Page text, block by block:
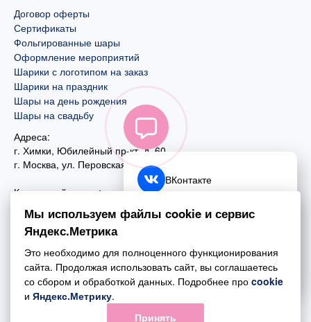
Договор оферты
Сертификаты
Фольгированные шары
Оформление мероприятий
Шарики с логотипом на заказ
Шарики на праздник
Шары на день рождения
Шары на свадьбу
Адреса:
г. Химки, Юбилейный пр-кт, д. 60
г. Москва, ул. Перовская, д. 59
Контактный номер:
+7 (495) 970-44-75
Почта:
mail@esta-fiesta.ru
Режим работы интернет-магазина:
ПН-ВС с 09:00 до 21:00
ВКонтакте
Telegram
Обратный звонок
Мы используем файлы cookie и сервис
Яндекс.Метрика
Это необходимо для полноценного функционирования
сайта. Продолжая использовать сайт, вы соглашаетесь
со сбором и обработкой данных. Подробнее про cookie
и Яндекс.Метрику.
Принять